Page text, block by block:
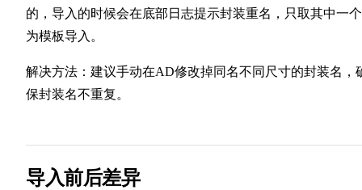
的，导入的时候会在底部日志提示封装重名，只取其中一
为模板导入。
解决方法：建议手动在AD修改掉同名不同尺寸的封装名，
保封装名不重复。
导入前后差异